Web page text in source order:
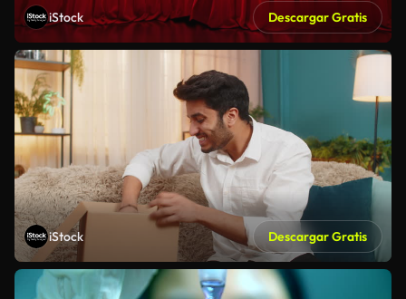
iStock Descargar Gratis
iStock Descargar Gratis